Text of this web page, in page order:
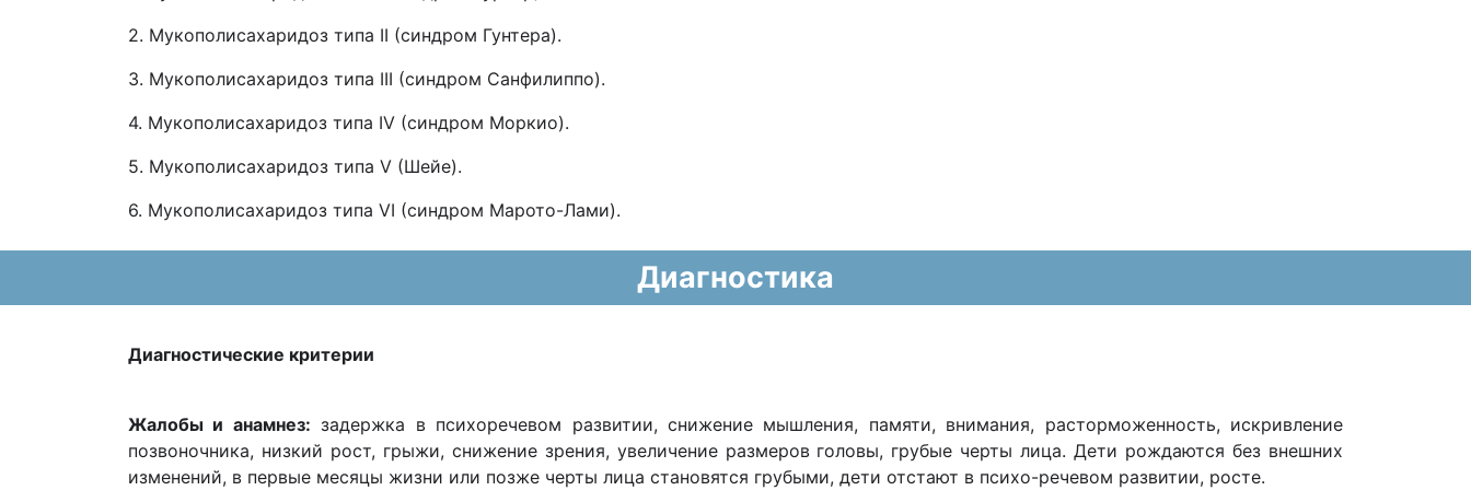
2. Мукополисахаридоз типа II (синдром Гунтера).
3. Мукополисахаридоз типа III (синдром Санфилиппо).
4. Мукополисахаридоз типа IV (синдром Моркио).
5. Мукополисахаридоз типа V (Шейе).
6. Мукополисахаридоз типа VI (синдром Марото-Лами).
Диагностика
Диагностические критерии
Жалобы и анамнез: задержка в психоречевом развитии, снижение мышления, памяти, внимания, расторможенность, искривление
позвоночника, низкий рост, грыжи, снижение зрения, увеличение размеров головы, грубые черты лица. Дети рождаются без внешних
изменений, в первые месяцы жизни или позже черты лица становятся грубыми, дети отстают в психо-речевом развитии, росте.